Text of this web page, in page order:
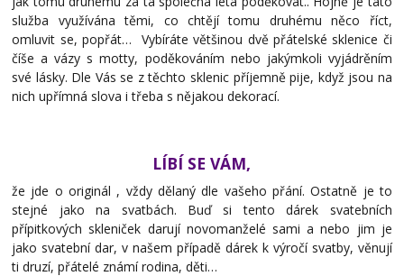
služba využívána těmi, co chtějí tomu druhému něco říct,
omluvit se, popřát… Vybíráte většinou dvě přátelské sklenice či
číše a vázy s motty, poděkováním nebo jakýmkoli vyjádrěním
své lásky. Dle Vás se z těchto sklenic příjemně pije, když jsou na
nich upřímná slova i třeba s nějakou dekorací.
LÍBÍ SE VÁM,
že jde o originál , vždy dělaný dle vašeho přání. Ostatně je to
stejné jako na svatbách. Buď si tento dárek svatebních
přípitkových skleniček darují novomanželé sami a nebo jim je
jako svatební dar, v našem případě dárek k výročí svatby, věnují
ti druzí, přátelé známí rodina, děti…